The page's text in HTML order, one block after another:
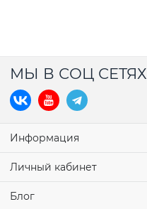
МЫ В СОЦ СЕТЯХ
Информация
Личный кабинет
Блог